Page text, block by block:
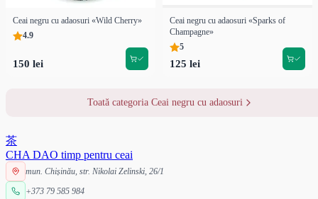
Ceai negru cu adaosuri «Wild Cherry»
4.9
150 lei
Ceai negru cu adaosuri «Sparks of
Champagne»
5
125 lei
Toată categoria Ceai negru cu adaosuri
茶
CHA DAO timp pentru ceai
mun. Chișinău, str. Nikolai Zelinski, 26/1
+373 79 585 984